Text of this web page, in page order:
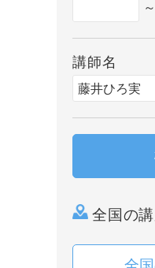
～
講師名
全国の